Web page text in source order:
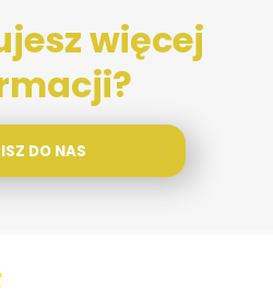
więcej
DO NAS